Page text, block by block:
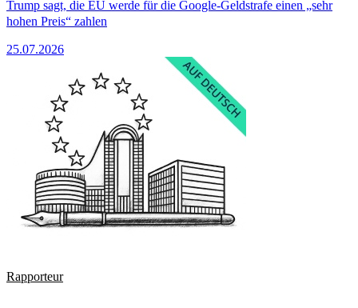
Trump sagt, die EU werde für die Google-Geldstrafe einen „sehr
hohen Preis“ zahlen
25.07.2026
Rapporteur